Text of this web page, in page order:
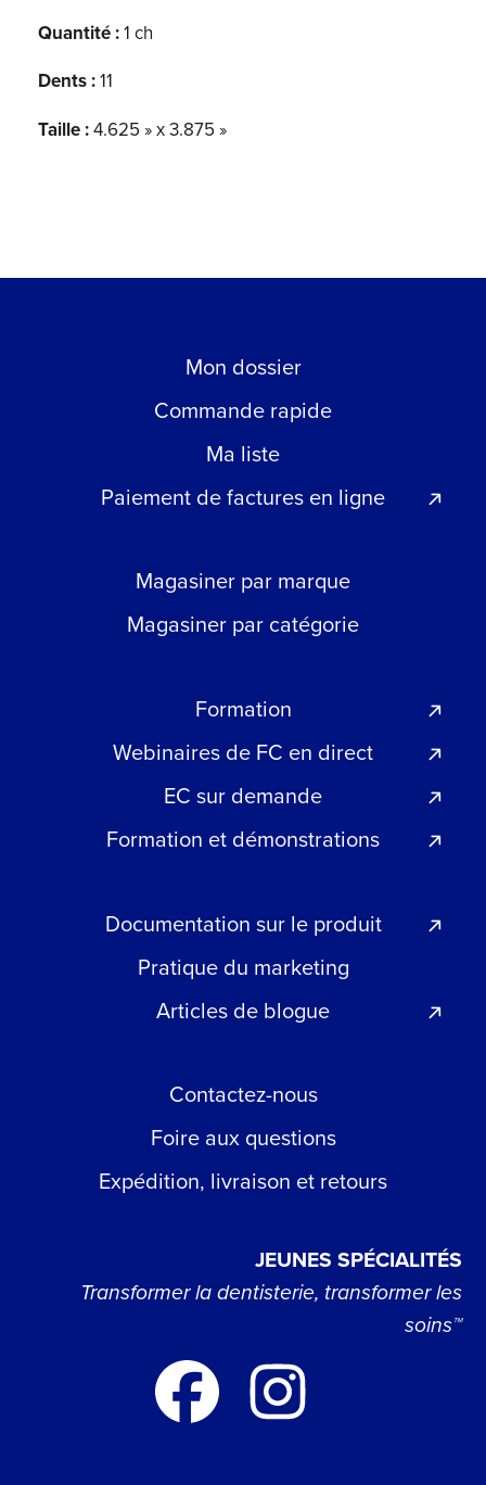
Quantité :1 ch
Dents :11
Taille :4.625 » x 3.875 »
Mon dossier
Commande rapide
Ma liste
Paiement de factures en ligne
Magasiner par marque
Magasiner par catégorie
Formation
Webinaires de FC en direct
EC sur demande
Formation et démonstrations
Documentation sur le produit
Pratique du marketing
Articles de blogue
Contactez-nous
Foire aux questions
Expédition, livraison et retours
JEUNES SPÉCIALITÉS
Transformer la dentisterie, transformer les
soins™